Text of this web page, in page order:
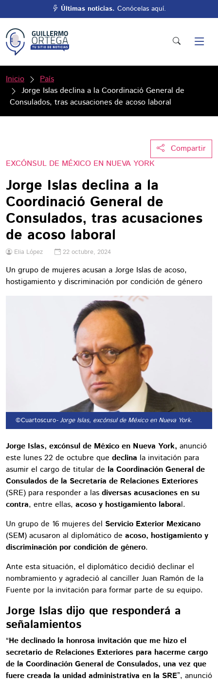
Últimas noticias. Conócelas aquí.
Inicio
País
Jorge Islas declina a la Coordinació General de
Consulados, tras acusaciones de acoso laboral
Compartir
EXCÓNSUL DE MÉXICO EN NUEVA YORK
Jorge Islas declina a la
Coordinació General de
Consulados, tras acusaciones
de acoso laboral
Elia López 22 octubre, 2024
Un grupo de mujeres acusan a Jorge Islas de acoso,
hostigamiento y discriminación por condición de género
©Cuartoscuro- Jorge Islas, excónsul de México en Nueva York.
Jorge Islas, excónsul de México en Nueva York, anunció
este lunes 22 de octubre que declina la invitación para
asumir el cargo de titular de la Coordinación General de
Consulados de la Secretaría de Relaciones Exteriores
(SRE) para responder a las diversas acusaciones en su
contra, entre ellas, acoso y hostigamiento laboral.
Un grupo de 16 mujeres del Servicio Exterior Mexicano
(SEM) acusaron al diplomático de acoso, hostigamiento y
discriminación por condición de género.
Ante esta situación, el diplomático decidió declinar el
nombramiento y agradeció al canciller Juan Ramón de la
Fuente por la invitación para formar parte de su equipo.
Jorge Islas dijo que responderá a
señalamientos
“He declinado la honrosa invitación que me hizo el
secretario de Relaciones Exteriores para hacerme cargo
de la Coordinación General de Consulados, una vez que
fuere creada la unidad administrativa en la SRE”, anunció